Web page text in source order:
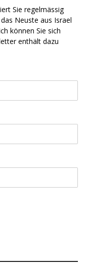
Sie regelmässig
Neuste aus Israel
können Sie sich
enthält dazu